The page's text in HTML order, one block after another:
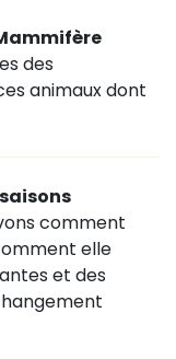
des
animaux dont
comment
elle
et des